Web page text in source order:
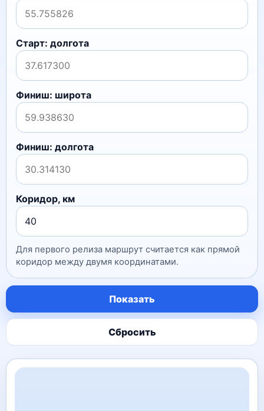
Старт: долгота
Финиш: широта
Финиш: долгота
Коридор, км
Для первого релиза маршрут считается как прямой
коридор между двумя координатами.
Показать
Сбросить